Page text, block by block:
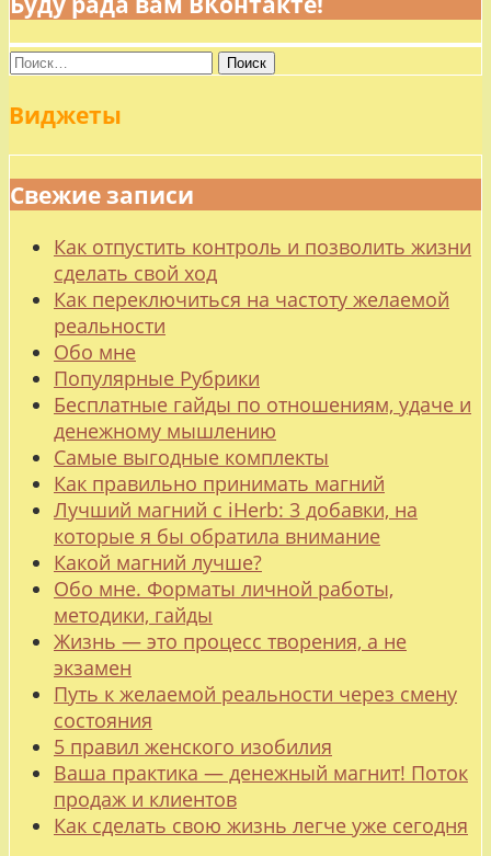
Найти:
Виджеты
Свежие записи
Как отпустить контроль и позволить жизни
сделать свой ход
Как переключиться на частоту желаемой
реальности
Обо мне
Популярные Рубрики
Бесплатные гайды по отношениям, удаче и
денежному мышлению
Самые выгодные комплекты
Как правильно принимать магний
Лучший магний с iHerb: 3 добавки, на
которые я бы обратила внимание
Какой магний лучше?
Обо мне. Форматы личной работы,
методики, гайды
Жизнь — это процесс творения, а не
экзамен
Путь к желаемой реальности через смену
состояния
5 правил женского изобилия
Ваша практика — денежный магнит! Поток
продаж и клиентов
Как сделать свою жизнь легче уже сегодня